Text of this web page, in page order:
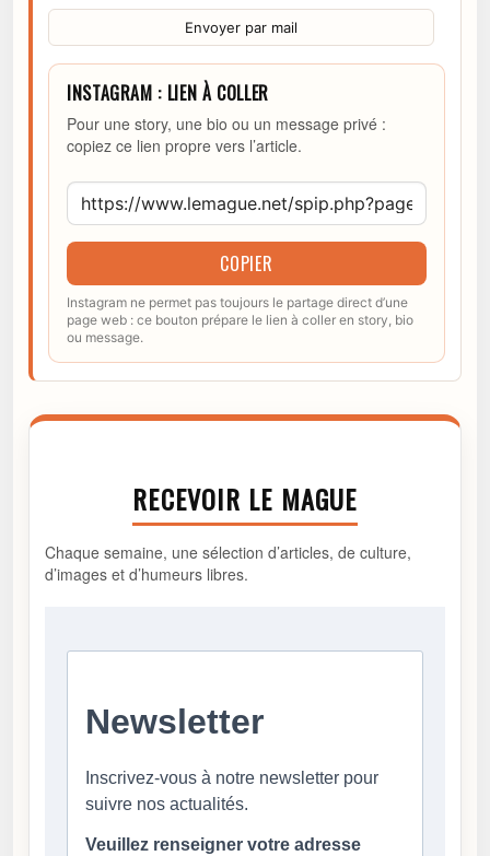
Envoyer par mail
INSTAGRAM : LIEN À COLLER
Pour une story, une bio ou un message privé :
copiez ce lien propre vers l’article.
COPIER
Instagram ne permet pas toujours le partage direct d’une
page web : ce bouton prépare le lien à coller en story, bio
ou message.
RECEVOIR LE MAGUE
Chaque semaine, une sélection d’articles, de culture,
d’images et d’humeurs libres.